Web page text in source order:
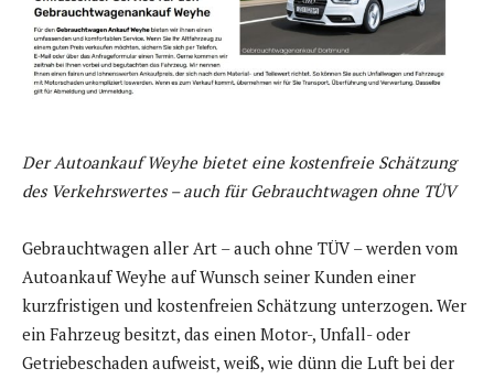
Der Autoankauf Weyhe bietet eine kostenfreie Schätzung
des Verkehrswertes – auch für Gebrauchtwagen ohne TÜV
Gebrauchtwagen aller Art – auch ohne TÜV – werden vom
Autoankauf Weyhe auf Wunsch seiner Kunden einer
kurzfristigen und kostenfreien Schätzung unterzogen. Wer
ein Fahrzeug besitzt, das einen Motor-, Unfall- oder
Getriebeschaden aufweist, weiß, wie dünn die Luft bei der